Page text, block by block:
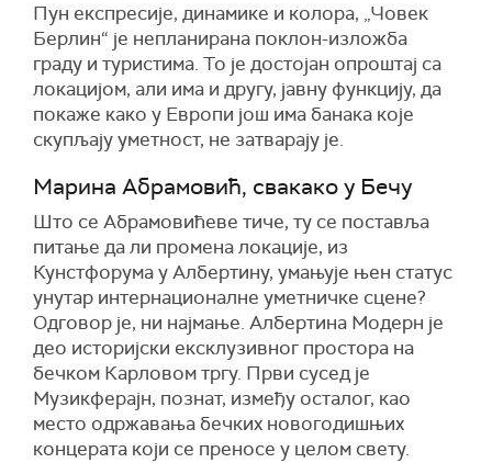
Пун експресије, динамике и колора, „Човек
Берлин“ је непланирана поклон-изложба
граду и туристима. То је достојан опроштај са
локацијом, али има и другу, јавну функцију, да
покаже како у Европи још има банака које
скупљају уметност, не затварају је.
Марина Абрамовић, свакако у Бечу
Што се Абрамовићеве тиче, ту се поставља
питање да ли промена локације, из
Кунстфорума у Албертину, умањује њен статус
унутар интернационалне уметничке сцене?
Одговор је, ни најмање. Албертина Модерн је
део историјски ексклузивног простора на
бечком Карловом тргу. Први сусед је
Музикферајн, познат, између осталог, као
место одржавања бечких новогодишњих
концерата који се преносе у целом свету.